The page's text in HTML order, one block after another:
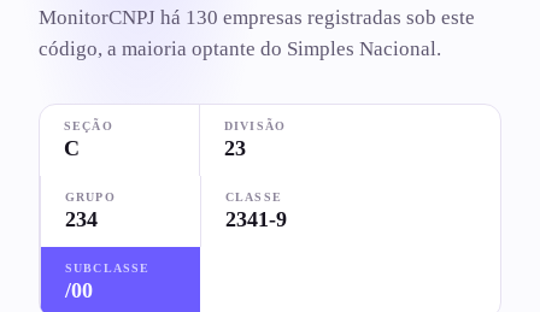
MonitorCNPJ há 130 empresas registradas sob este
código, a maioria optante do Simples Nacional.
SEÇÃO
C
DIVISÃO
23
GRUPO
234
CLASSE
2341-9
SUBCLASSE
/00